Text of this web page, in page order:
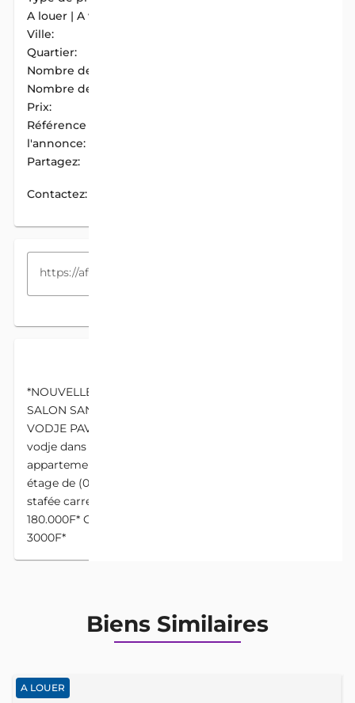
A louer | A vendre:
Ville:
Quartier:
Nombre de chambres:
Nombre de douches:
Prix:
Référence de
l'annonce:
Partagez:
Contactez:
*NOUVELLE CONSTRUCTION DEUX CHAMBRE
SALON SANITAIRE STAFFÉ PREMIER ÉTAGE À
VODJE PAVILLON BLEU 180.000F* Disponible a
vodje dans la von du *bar pavillon bleu* un
appartement nouvelle construction au premier
étage de (02) deux chambres salon sanitaire dallée
stafée carreaux miroir avec brasseur . *Loyer
180.000F* Conditions 3+1+100+1 *Frais de visite
3000F*
Biens Similaires
A LOUER